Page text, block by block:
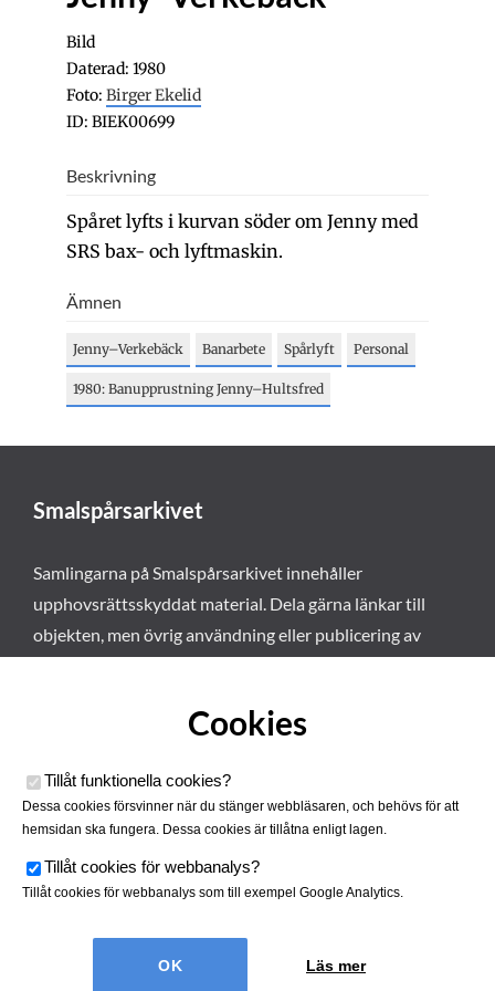
Bild
Daterad: 1980
Foto: Birger Ekelid
ID: BIEK00699
Beskrivning
Spåret lyfts i kurvan söder om Jenny med
SRS bax- och lyftmaskin.
Ämnen
Jenny–Verkebäck Banarbete Spårlyft Personal
1980: Banupprustning Jenny–Hultsfred
Smalspårsarkivet
Samlingarna på Smalspårsarkivet innehåller
upphovsrättsskyddat material. Dela gärna länkar till
objekten, men övrig användning eller publicering av
Smalspårsarkivet drivs av
Tjustbygdens Järnvägsförening
Cookies
Tillåt funktionella cookies?
Dessa cookies försvinner när du stänger webbläsaren, och behövs för att
hemsidan ska fungera. Dessa cookies är tillåtna enligt lagen.
Tillåt cookies för webbanalys?
Tillåt cookies för webbanalys som till exempel Google Analytics.
Läs mer